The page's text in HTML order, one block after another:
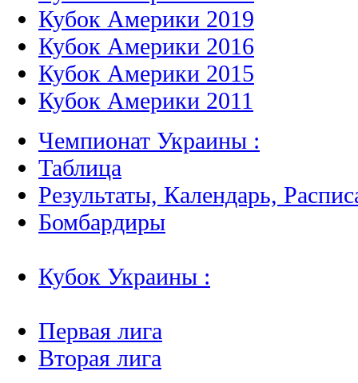
Кубок Америки 2019
Кубок Америки 2016
Кубок Америки 2015
Кубок Америки 2011
Чемпионат Украины :
Таблица
Результаты, Календарь,
Бомбардиры
Кубок Украины :
Первая лига
Вторая лига